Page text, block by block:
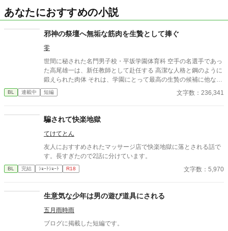
あなたにおすすめの小説
邪神の祭壇へ無垢な筋肉を生贄として捧ぐ
零
世間に秘された名門男子校・平坂学園体育科 空手の名選手であっ
た高尾雄一は、新任教師として赴任する 高潔な人格と鋼のように
鍛えられた肉体 それは、学園にとって最高の生贄の候補に他なら
なかった 至高の筋肉を持つ、精神を削られ意志をなくした青年を
太古の神に捧げるため、“水”、“風”、“土”の信奉者達が暗躍する 意
校で繰り広げられるダークファンタジー
BL 連載中 短編 文字数：236,341
騙されて快楽地獄
てけてとん
友人におすすめされたマッサージ店で快楽地獄に落とされる話で
す。長すぎたので2話に分けています。
BL 完結 ｼｮｰﾄｼｮｰﾄ R18 文字数：5,970
生意気な少年は男の遊び道具にされる
五月雨時雨
ブログに掲載した短編です。